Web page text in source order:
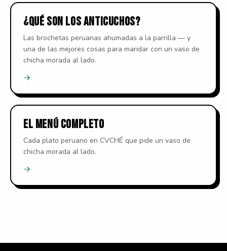
¿QUÉ SON LOS ANTICUCHOS?
Las brochetas peruanas ahumadas a la parrilla — y
una de las mejores cosas para maridar con un vaso de
chicha morada al lado.
EL MENÚ COMPLETO
Cada plato peruano en CVCHÉ que pide un vaso de
chicha morada al lado.